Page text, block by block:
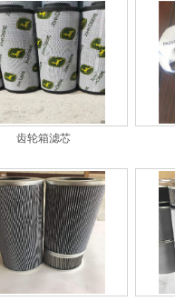
齿轮箱滤芯